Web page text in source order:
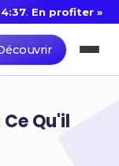
. En profiter »
Qu'il